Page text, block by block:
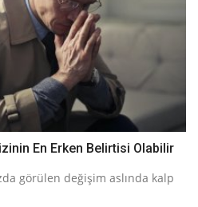
En Erken Belirtisi Olabilir
görülen değişim aslında kalp